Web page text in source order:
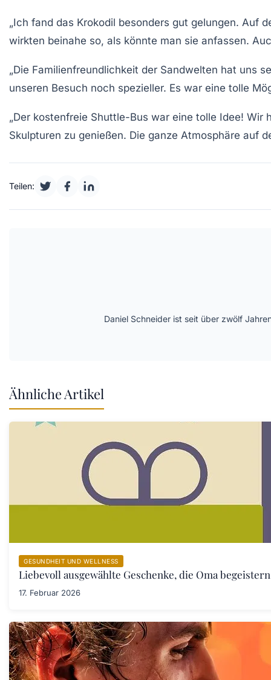
„Ich fand das Krokodil besonders gut gelungen. Auf
wirkten beinahe so, als könnte man sie anfassen.
„Die Familienfreundlichkeit der Sandwelten hat uns
unseren Besuch noch spezieller. Es war eine tolle
„Der kostenfreie Shuttle-Bus war eine tolle Idee!
Skulpturen zu genießen. Die ganze Atmosphäre auf
Teilen:
Daniel Schneider ist seit über zwölf
Ähnliche Artikel
GESUNDHEIT UND WELLNESS
Liebevoll ausgewählte Geschenke, die Oma
17. Februar 2026